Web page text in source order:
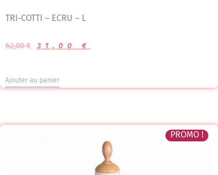
TRI-COTTI – ECRU – L
62,00€ 31,00 €
Ajouter au panier
PROMO !